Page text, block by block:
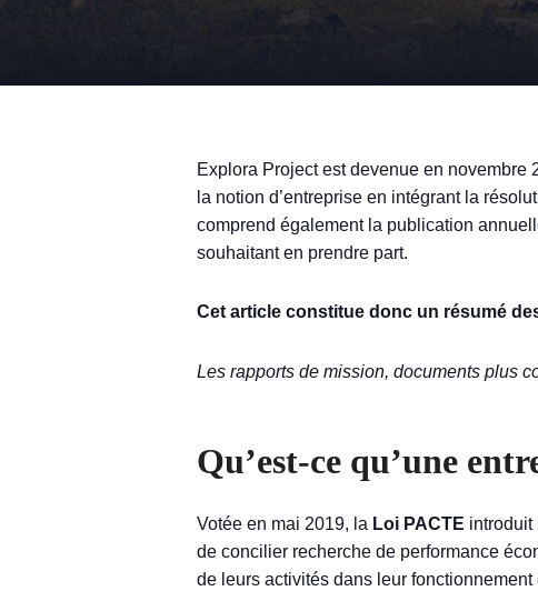
Explora Project est devenue en novembre
la notion d’entreprise en intégrant la
comprend également la publication
souhaitant en prendre part.
Cet article constitue donc un résumé
Les rapports de mission, documents plus
Qu’est-ce qu’une
Votée en mai 2019, la Loi PACTE introduit
de concilier recherche de performance
de leurs activités dans leur